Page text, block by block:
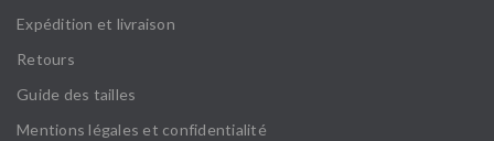
Expédition et livraison
Retours
Guide des tailles
Mentions légales et confidentialité